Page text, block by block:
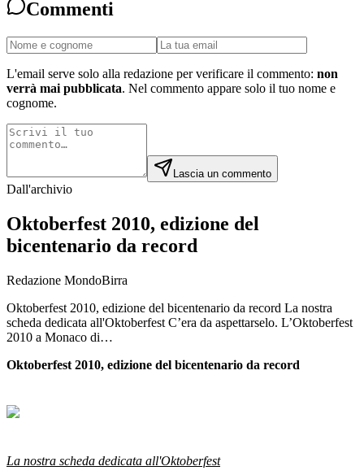
Commenti
L'email serve solo alla redazione per verificare il commento: non
verrà mai pubblicata. Nel commento appare solo il tuo nome e
cognome.
Lascia un commento
Dall'archivio
Oktoberfest 2010, edizione del
bicentenario da record
Redazione MondoBirra
Oktoberfest 2010, edizione del bicentenario da record La nostra
scheda dedicata all'Oktoberfest C’era da aspettarselo. L’Oktoberfest
2010 a Monaco di…
Oktoberfest 2010, edizione del bicentenario da record
La nostra scheda dedicata all'Oktoberfest